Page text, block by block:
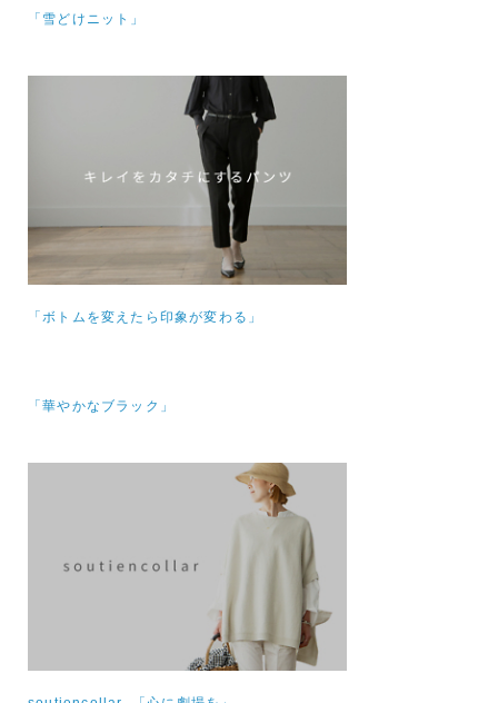
「雪どけニット」
「ボトムを変えたら印象が変わる」
「華やかなブラック」